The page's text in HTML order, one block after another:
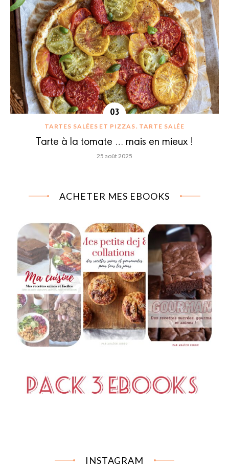
TARTES SALÉES ET PIZZAS TARTE SALÉE
Tarte à la tomate … mais en mieux !
25 août 2025
ACHETER MES EBOOKS
INSTAGRAM